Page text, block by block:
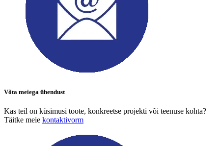
Võta meiega ühendust
Kas teil on küsimusi toote, konkreetse projekti või teenuse kohta?
Täitke meie kontaktivorm